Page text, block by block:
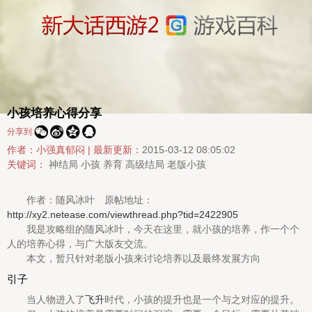
小孩培养心得分享
分享到: 
作者：小强真郁闷 | 最新更新： 2015-03-12 08:05:02
关键词： 神结局 小孩 养育 高级结局 老版小孩
作者：随风冰叶 原帖地址：
http://xy2.netease.com/viewthread.php?tid=2422905
我是攻略组的随风冰叶，今天在这里，就小孩的培养，作一个个
人的培养心得，与广大版友交流。
本文，暂只针对老版小孩来讨论培养以及最终发展方向
引子
当人物进入了飞升时代，小孩的提升也是一个与之对应的提升。